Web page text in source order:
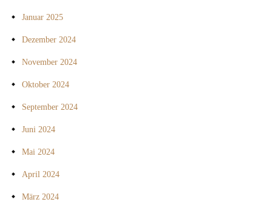
Januar 2025
Dezember 2024
November 2024
Oktober 2024
September 2024
Juni 2024
Mai 2024
April 2024
März 2024